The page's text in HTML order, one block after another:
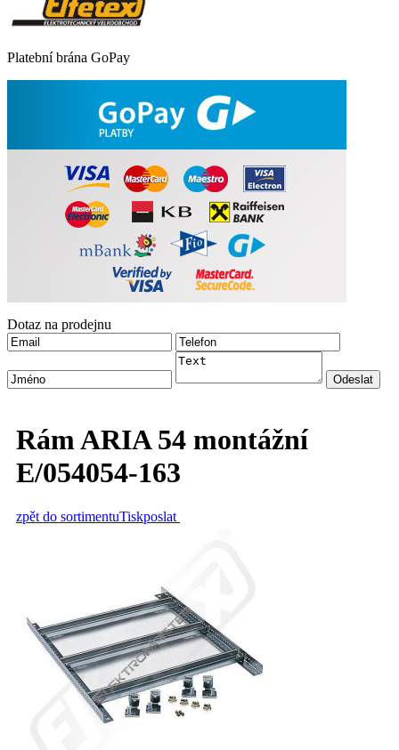
Platební brána GoPay
Dotaz na prodejnu
Rám ARIA 54 montážní
E/054054-163
zpět do sortimentuTiskposlat